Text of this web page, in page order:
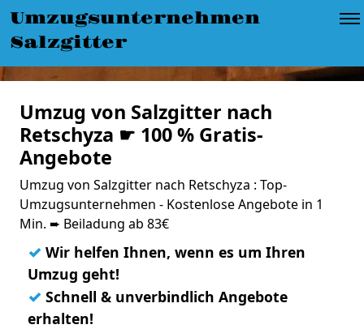
Umzugsunternehmen
Salzgitter
Umzug von Salzgitter nach
Retschyza ☛ 100 % Gratis-
Angebote
Umzug von Salzgitter nach Retschyza : Top-
Umzugsunternehmen - Kostenlose Angebote in 1
Min. ➨ Beiladung ab 83€
✓ Wir helfen Ihnen, wenn es um Ihren
Umzug geht!
✓ Schnell & unverbindlich Angebote
erhalten!